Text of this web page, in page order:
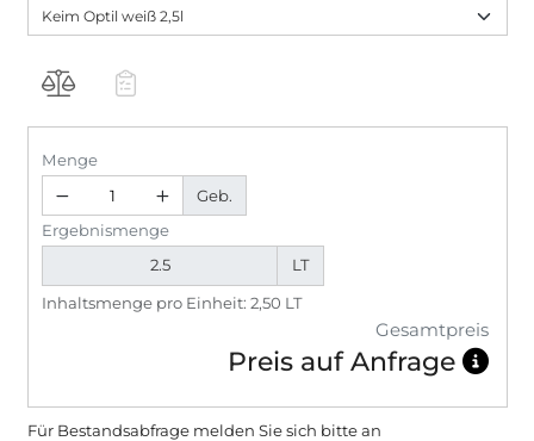
Lichtstreuung. Keim Optil ist ausgezeichnet mit
Material Health Certificate Gold.
Menge
Geb.
Ergebnismenge
LT
Inhaltsmenge pro Einheit: 2,50 LT
Gesamtpreis
Preis auf Anfrage
Für Bestandsabfrage melden Sie sich bittean